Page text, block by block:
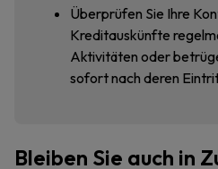
Überprüfen Sie Ihre
Kreditauskünfte
Aktivitäten oder
sofort nach deren
Bleiben Sie auch in